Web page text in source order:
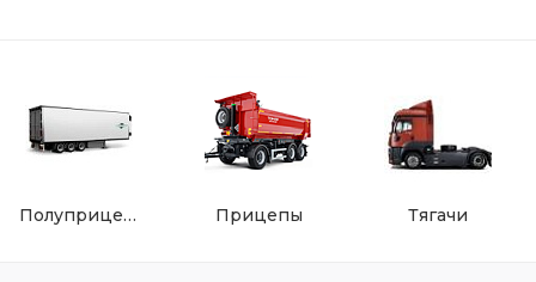
Полуприцепы Прицепы Тягачи